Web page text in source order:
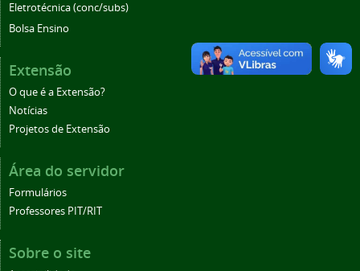
Eletrotécnica (conc/subs)
Bolsa Ensino
Extensão
O que é a Extensão?
Notícias
Projetos de Extensão
Área do servidor
Formulários
Professores PIT/RIT
Sobre o site